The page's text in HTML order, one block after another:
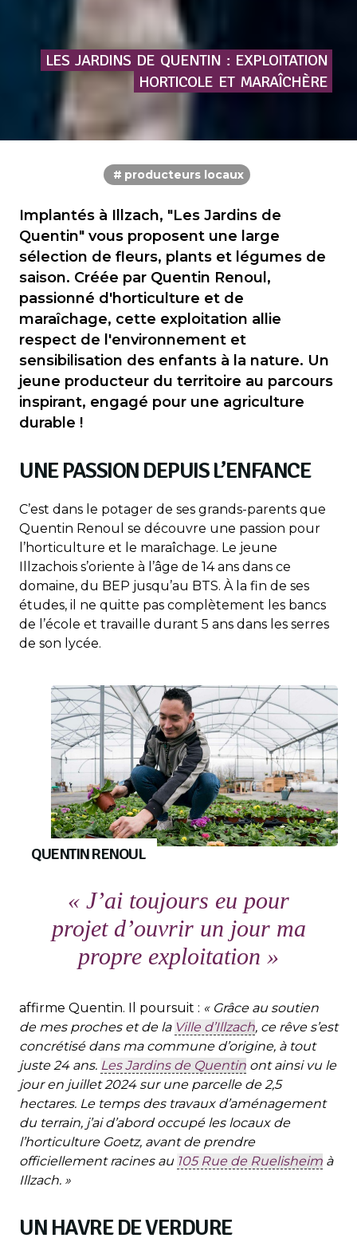
LES JARDINS DE QUENTIN : EXPLOITATION
HORTICOLE ET MARAÎCHÈRE
producteurs locaux
Implantés à Illzach, "Les Jardins de
Quentin" vous proposent une large
sélection de fleurs, plants et légumes de
saison. Créée par Quentin Renoul,
passionné d'horticulture et de
maraîchage, cette exploitation allie
respect de l'environnement et
sensibilisation des enfants à la nature. Un
jeune producteur du territoire au parcours
inspirant, engagé pour une agriculture
durable !
UNE PASSION DEPUIS L’ENFANCE
C’est dans le potager de ses grands-parents que
Quentin Renoul se découvre une passion pour
l’horticulture et le maraîchage. Le jeune
Illzachois s’oriente à l’âge de 14 ans dans ce
domaine, du BEP jusqu’au BTS. À la fin de ses
études, il ne quitte pas complètement les bancs
de l’école et travaille durant 5 ans dans les serres
de son lycée.
QUENTIN RENOUL
« J’ai toujours eu pour
projet d’ouvrir un jour ma
propre exploitation »
affirme Quentin. Il poursuit : « Grâce au soutien
de mes proches et de la Ville d’Illzach, ce rêve s’est
concrétisé dans ma commune d’origine, à tout
juste 24 ans. Les Jardins de Quentin ont ainsi vu le
jour en juillet 2024 sur une parcelle de 2,5
hectares. Le temps des travaux d’aménagement
du terrain, j’ai d’abord occupé les locaux de
l’horticulture Goetz, avant de prendre
officiellement racines au 105 Rue de Ruelisheim à
Illzach. »
UN HAVRE DE VERDURE